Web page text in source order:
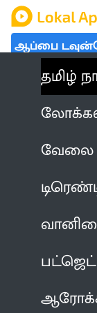
ஆப்பை
தமிழ்
வேலை
பட்ஜெட்